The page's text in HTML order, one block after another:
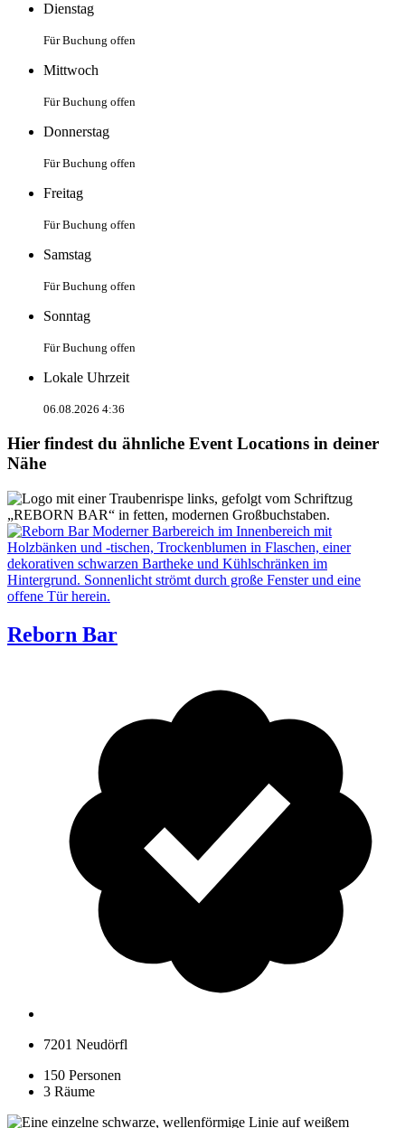
Dienstag
Für Buchung offen
Mittwoch
Für Buchung offen
Donnerstag
Für Buchung offen
Freitag
Für Buchung offen
Samstag
Für Buchung offen
Sonntag
Für Buchung offen
Lokale Uhrzeit
06.08.2026 4:36
Hier findest du ähnliche Event Locations in deiner
Nähe
Reborn Bar
7201 Neudörfl
150 Personen
3 Räume